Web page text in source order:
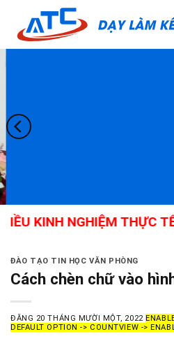
content
NGHIỆM THỰC TẾ,
ĐÀO TẠO TIN HỌC VĂN PHÒNG
Cách chèn chữ vào
ĐĂNG 20 THÁNG MƯỜI MỘT, 2022
DEFAULT OPTION -> COUNTVIEW ->